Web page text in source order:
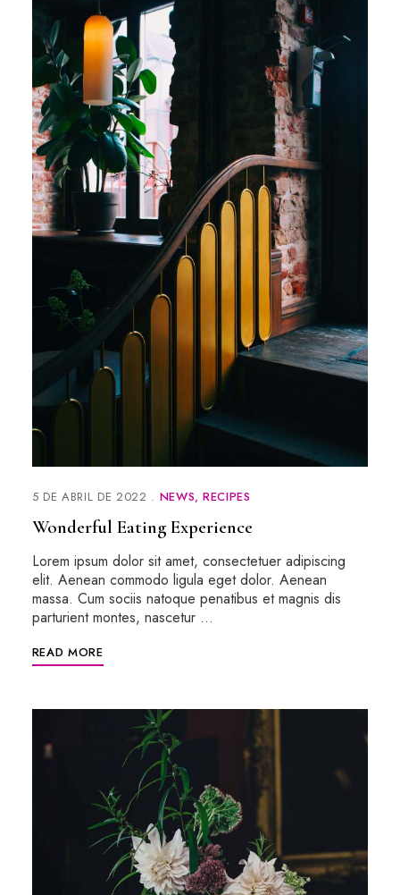
5 DE ABRIL DE 2022 NEWS RECIPES
Wonderful Eating Experience
Lorem ipsum dolor sit amet, consectetuer adipiscing
elit. Aenean commodo ligula eget dolor. Aenean
massa. Cum sociis natoque penatibus et magnis dis
parturient montes, nascetur …
READ MORE